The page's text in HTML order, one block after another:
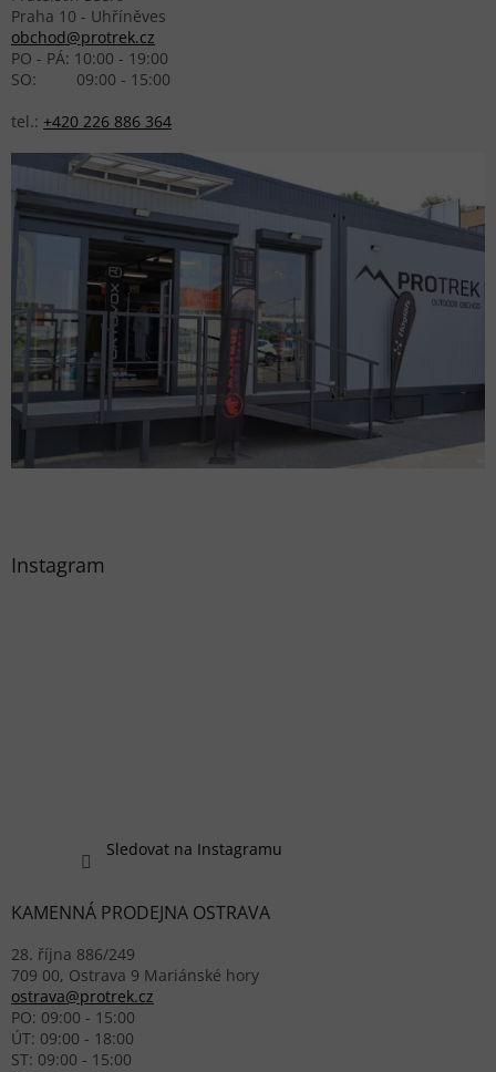
Praha 10 - Uhříněves
obchod@protrek.cz
PO - PÁ: 10:00 - 19:00
SO: 09:00 - 15:00
tel.: +420 226 886 364
Instagram
Sledovat na Instagramu
KAMENNÁ PRODEJNA OSTRAVA
28. října 886/249
709 00, Ostrava 9 Mariánské hory
ostrava@protrek.cz
PO: 09:00 - 15:00
ÚT: 09:00 - 18:00
ST: 09:00 - 15:00